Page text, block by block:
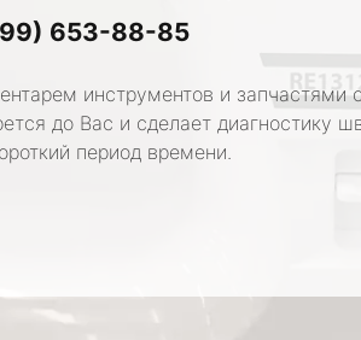
653-88-85
инструментов и запчастями
до Вас и сделает диагностику
период времени.